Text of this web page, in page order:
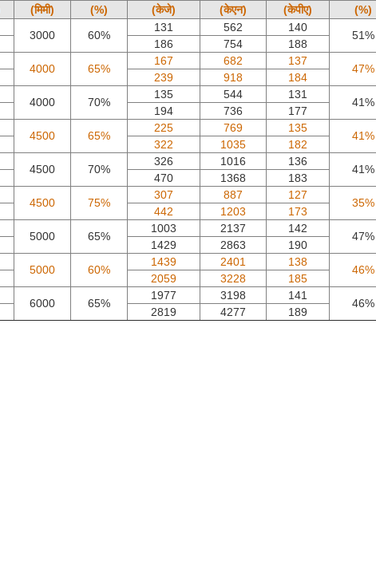
(मिमी) (%) (केजे) (केएन) (केपीए)
(%)
3000 60%
131 562 140
51%
186 754
188
4000 65%
167 682 137
47%
239 918
184
4000 70%
135 544 131
41%
194 736
177
4500 65%
225 769 135
41%
322 1035
182
4500 70%
326 1016 136
41%
470 1368
183
4500 75%
307 887 127
35%
442 1203
173
5000 65%
1003 2137 142
47%
1429 2863
190
5000 60%
1439 2401 138
46%
2059 3228
185
6000 65%
1977 3198 141
46%
2819 4277 189